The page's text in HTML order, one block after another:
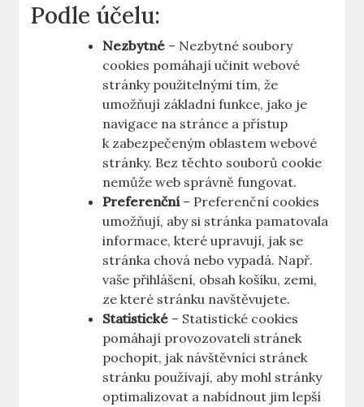
Podle účelu:
Nezbytné – Nezbytné soubory
cookies pomáhají učinit webové
stránky použitelnými tím, že
umožňují základní funkce, jako je
navigace na stránce a přístup
k zabezpečeným oblastem webové
stránky. Bez těchto souborů cookie
nemůže web správně fungovat.
Preferenční– Preferenční cookies
umožňují, aby si stránka pamatovala
informace, které upravují, jak se
stránka chová nebo vypadá. Např.
vaše přihlášení, obsah košíku, zemi,
ze které stránku navštěvujete.
Statistické – Statistické cookies
pomáhají provozovateli stránek
pochopit, jak návštěvníci stránek
stránku používají, aby mohl stránky
optimalizovat a nabídnout jim lepší